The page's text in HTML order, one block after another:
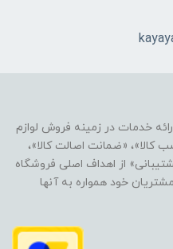
خدمات در زمینه فروش لوازم
«ضمانت اصالت کالا»،
از اهداف اصلی فروشگاه
خود همواره به آنها